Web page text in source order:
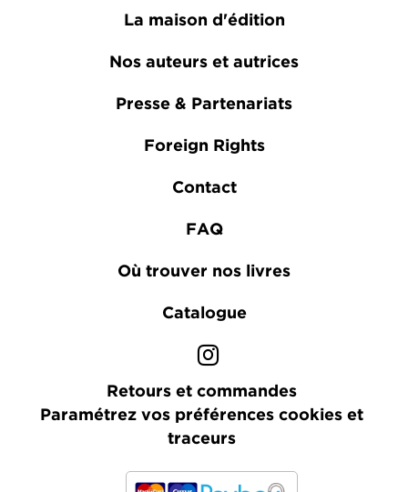
La maison d'édition
Nos auteurs et autrices
Presse & Partenariats
Foreign Rights
Contact
FAQ
Où trouver nos livres
Catalogue
Retours et commandes
Paramétrez vos préférences cookies et
traceurs